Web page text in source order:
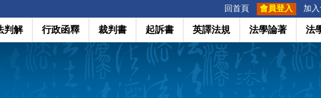
回首頁 會員登入 加
判解 行政函釋 裁判書 起訴書 英譯法規 法學論著 法